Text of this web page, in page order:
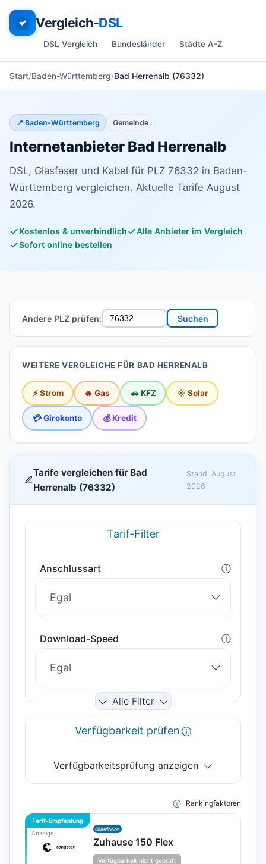
Vergleich-DSL
DSL Vergleich Bundesländer Städte A-Z
Start Baden-Württemberg Bad Herrenalb (76332)
📍 Baden-Württemberg Gemeinde
Internetanbieter Bad Herrenalb
DSL, Glasfaser und Kabel für PLZ 76332 in Baden-
Württemberg vergleichen. Aktuelle Tarife August
2026.
Kostenlos & unverbindlich
Alle Anbieter im Vergleich
Sofort online bestellen
Andere PLZ prüfen: Suchen
WEITERE VERGLEICHE FÜR BAD HERRENALB
⚡ Strom 🔥 Gas 🚗 KFZ ☀️ Solar
💳 Girokonto 💰 Kredit
Tarife vergleichen für Bad
Herrenalb (76332)
Stand: August
2026